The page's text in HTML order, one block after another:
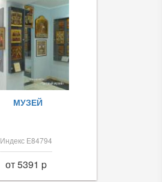
МУЗЕЙ
Индекс Е84794
от 5391 p